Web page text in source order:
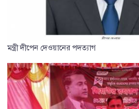
মন্ত্রী দীপেন দেওয়ানের পদত্যাগ